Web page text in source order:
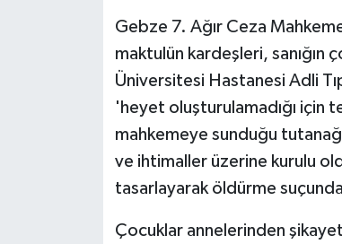
Gebze 7. Ağır Ceza
maktulün kardeşleri, sanığın
Üniversitesi Hastanesi Adli
'heyet oluşturulamadığı için
mahkemeye sunduğu
ve ihtimaller üzerine kurulu
tasarlayarak öldürme
Çocuklar annelerinden